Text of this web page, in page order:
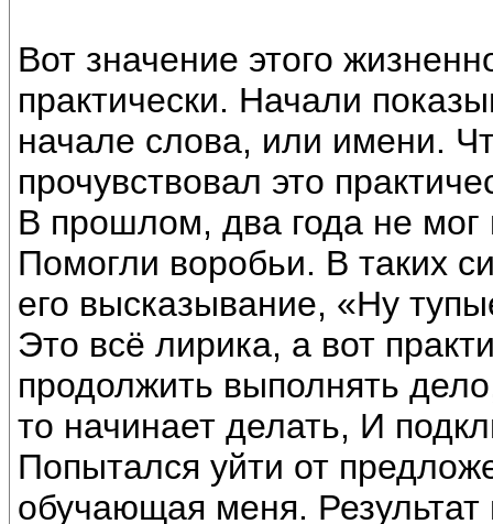
Вот значение этого
практически. Начали
начале слова, или имени.
прочувствовал это
В прошлом, два года не мог
Помогли воробьи. В таких
его высказывание, «Ну
Это всё лирика, а вот
продолжить выполнять
то начинает делать, И
Попытался уйти от
обучающая меня.